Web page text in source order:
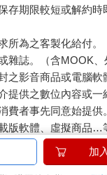
存期限較短或解約時
所為之客製化給付。
雜誌。（含MOOK、
之影音商品或電腦軟
提供之數位內容或一
費者事先同意始提
版軟體、虛擬商品…
衛生用品。（如：
加